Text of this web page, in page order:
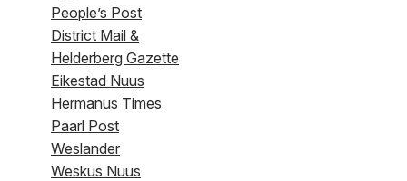
People’s Post
District Mail &
Helderberg Gazette
Eikestad Nuus
Hermanus Times
Paarl Post
Weslander
Weskus Nuus